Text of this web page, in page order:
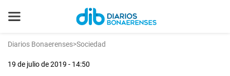
Diarios Bonaerenses>Sociedad
19 de julio de 2019 - 14:50